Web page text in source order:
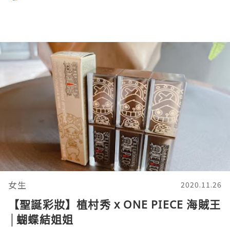
女生 2020.11.26
【聖誕彩妝】植村秀 x ONE PIECE 海賊王
│蝴蝶結姐姐